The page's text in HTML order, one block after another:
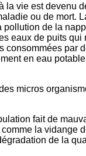
la vie est devenu
ou de mort.
pollution de la
eaux de puits qui
consommées par
en eau
micros
fait de
la vidange
de la